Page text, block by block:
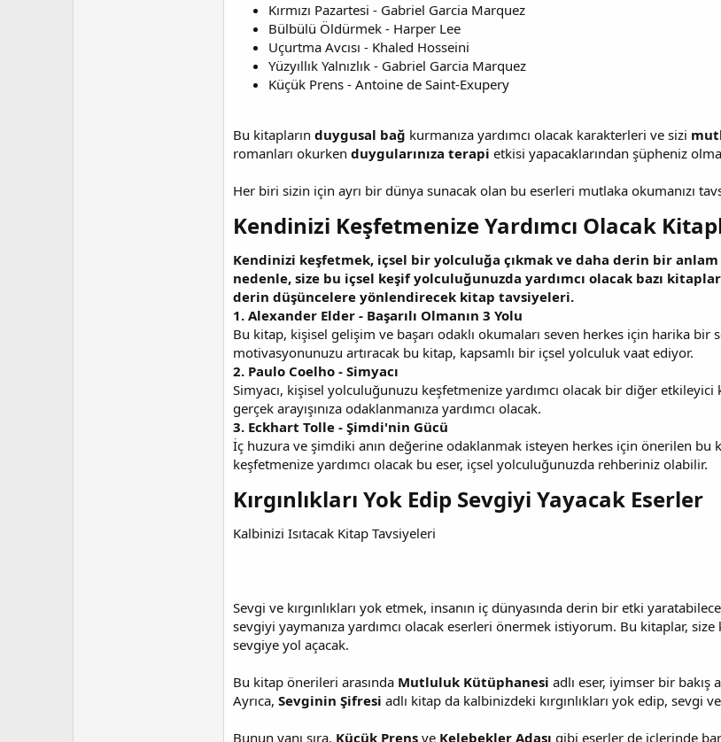
Kırmızı Pazartesi - Gabriel Garcia Marquez
Bülbülü Öldürmek - Harper Lee
Uçurtma Avcısı - Khaled Hosseini
Yüzyıllık Yalnızlık - Gabriel Garcia Marquez
Küçük Prens - Antoine de Saint-Exupery
Bu kitapların duygusal bağ kurmanıza yardımcı olacak karakterleri ve sizi
romanları okurken duygularınıza terapi etkisi yapacaklarından şüpheniz
Her biri sizin için ayrı bir dünya sunacak olan bu eserleri mutlaka okumanızı
Kendinizi Keşfetmenize Yardımcı Olacak
Kendinizi keşfetmek, içsel bir yolculuğa çıkmak ve daha derin bir
nedenle, size bu içsel keşif yolculuğunuzda yardımcı olacak bazı
derin düşüncelere yönlendirecek kitap tavsiyeleri.
1. Alexander Elder - Başarılı Olmanın 3 Yolu
Bu kitap, kişisel gelişim ve başarı odaklı okumaları seven herkes için harika bir
motivasyonunuzu artıracak bu kitap, kapsamlı bir içsel yolculuk vaat ediyor.
2. Paulo Coelho - Simyacı
Simyacı, kişisel yolculuğunuzu keşfetmenize yardımcı olacak bir diğer
gerçek arayışınıza odaklanmanıza yardımcı olacak.
3. Eckhart Tolle - Şimdi'nin Gücü
İç huzura ve şimdiki anın değerine odaklanmak isteyen herkes için önerilen
keşfetmenize yardımcı olacak bu eser, içsel yolculuğunuzda rehberiniz olabilir.
Kırgınlıkları Yok Edip Sevgiyi Yayacak Eserler​
Kalbinizi Isıtacak Kitap Tavsiyeleri
Sevgi ve kırgınlıkları yok etmek, insanın iç dünyasında derin bir etki
sevgiyi yaymanıza yardımcı olacak eserleri önermek istiyorum. Bu kitaplar, size
sevgiye yol açacak.
Bu kitap önerileri arasında Mutluluk Kütüphanesi adlı eser, iyimser bir bakış
Ayrıca, Sevginin Şifresi adlı kitap da kalbinizdeki kırgınlıkları yok edip, sevgi
Bunun yanı sıra, Küçük Prens ve Kelebekler Adası gibi eserler de içlerinde